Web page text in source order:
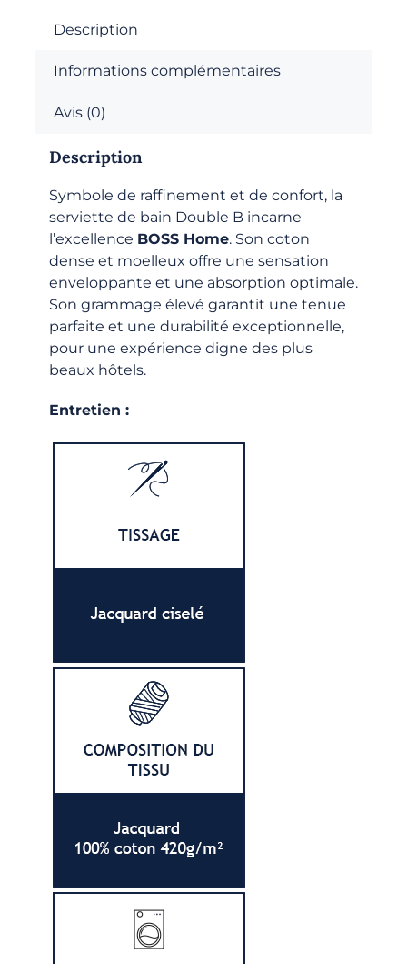
Description
Informations complémentaires
Avis (0)
Description
Symbole de raffinement et de confort, la
serviette de bain Double B incarne
l’excellence BOSS Home. Son coton
dense et moelleux offre une sensation
enveloppante et une absorption optimale.
Son grammage élevé garantit une tenue
parfaite et une durabilité exceptionnelle,
pour une expérience digne des plus
beaux hôtels.
Entretien :